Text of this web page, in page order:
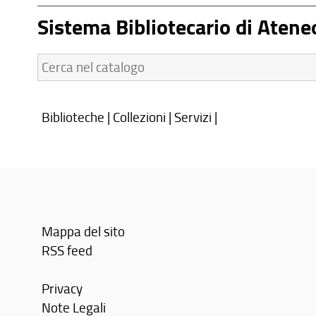
Sistema Bibliotecario di
Cerca
nel
Biblioteche | Collezioni | Servizi |
Mappa del sito
RSS feed
Privacy
Note Legali